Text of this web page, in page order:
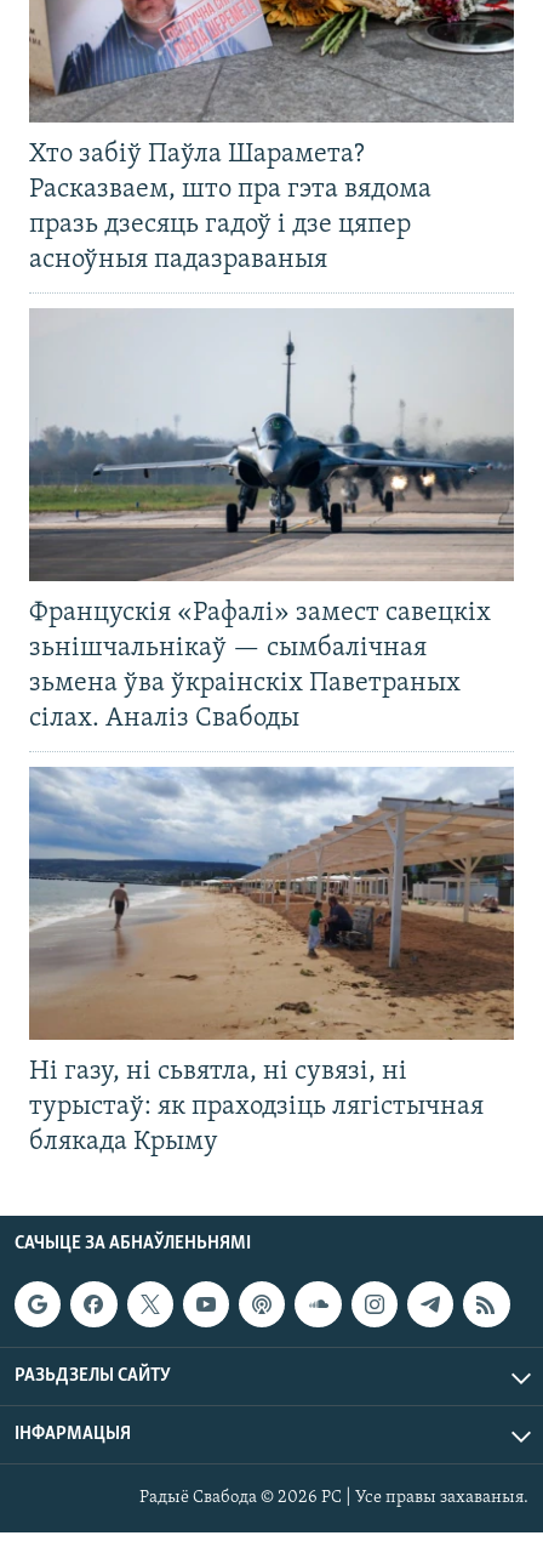
Хто забіў Паўла Шарамета?
Расказваем, што пра гэта вядома
празь дзесяць гадоў і дзе цяпер
асноўныя падазраваныя
Францускія «Рафалі» замест савецкіх
зьнішчальнікаў — сымбалічная
зьмена ўва ўкраінскіх Паветраных
сілах. Аналіз Свабоды
Ні газу, ні сьвятла, ні сувязі, ні
турыстаў: як праходзіць лягістычная
блякада Крыму
САЧЫЦЕ ЗА АБНАЎЛЕНЬНЯМІ
РАЗЬДЗЕЛЫ САЙТУ
ІНФАРМАЦЫЯ
Радыё Свабода © 2026 РС | Усе правы захаваныя.